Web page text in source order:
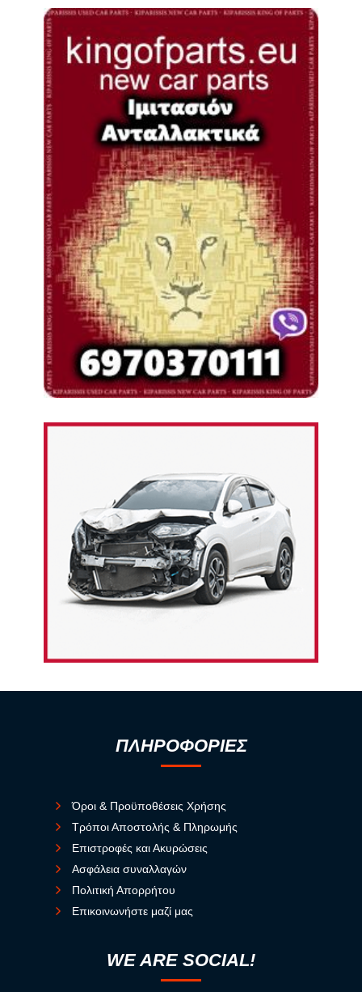
ΠΛΗΡΟΦΟΡΙΕΣ
Όροι & Προϋποθέσεις Χρήσης
Τρόποι Αποστολής & Πληρωμής
Επιστροφές και Ακυρώσεις
Ασφάλεια συναλλαγών
Πολιτική Απορρήτου
Επικοινωνήστε μαζί μας
WE ARE SOCIAL!